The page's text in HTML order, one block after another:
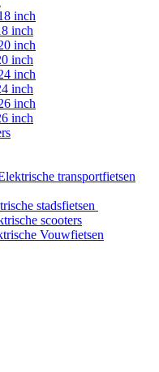
inch
inch
inch
inch
inch
inch
inch
inch
transportfietsen
stadsfietsen
scooters
Vouwfietsen